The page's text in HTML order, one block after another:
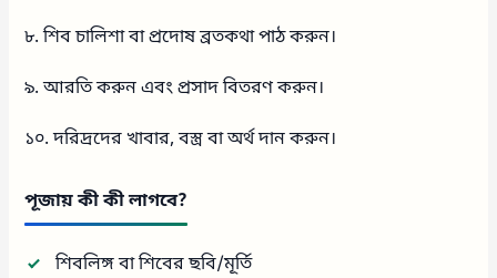
৮. শিব চালিশা বা প্রদোষ ব্রতকথা পাঠ করুন।
৯. আরতি করুন এবং প্রসাদ বিতরণ করুন।
১০. দরিদ্রদের খাবার, বস্ত্র বা অর্থ দান করুন।
পূজায় কী কী লাগবে?
শিবলিঙ্গ বা শিবের ছবি/মূর্তি